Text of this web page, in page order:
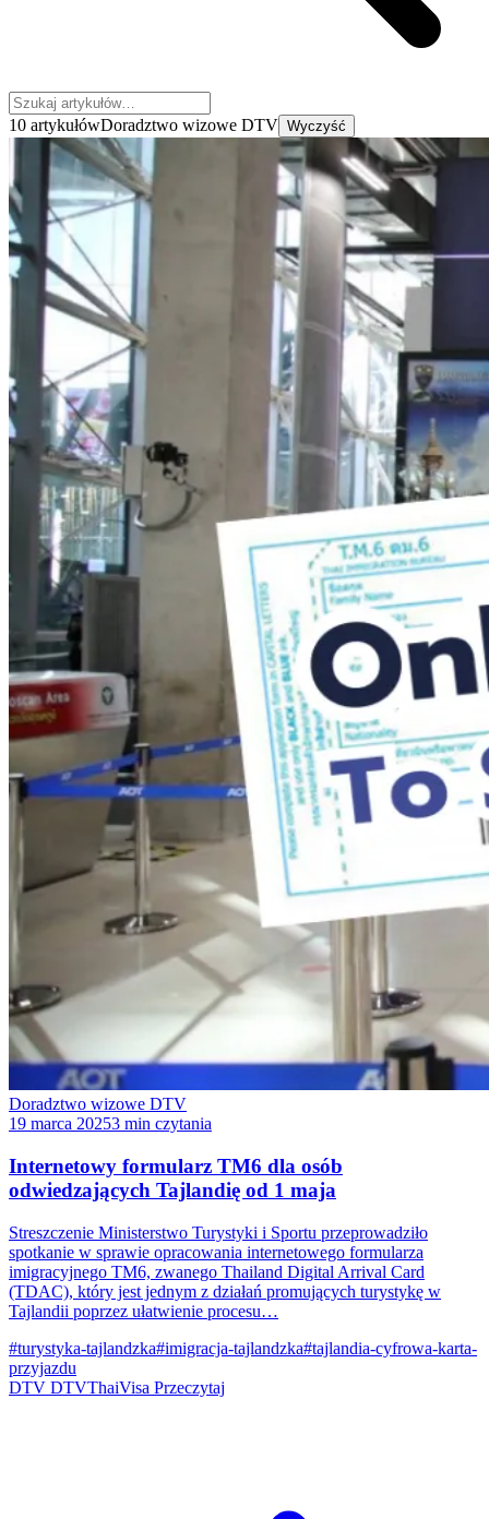
10 artykułówDoradztwo wizowe DTV Wyczyść
Doradztwo wizowe DTV
19 marca 20253 min czytania
Internetowy formularz TM6 dla osób
odwiedzających Tajlandię od 1 maja
Streszczenie Ministerstwo Turystyki i Sportu przeprowadziło
spotkanie w sprawie opracowania internetowego formularza
imigracyjnego TM6, zwanego Thailand Digital Arrival Card
(TDAC), który jest jednym z działań promujących turystykę w
Tajlandii poprzez ułatwienie procesu…
#turystyka-tajlandzka#imigracja-tajlandzka#tajlandia-cyfrowa-karta-
przyjazdu
DTV DTVThaiVisa Przeczytaj